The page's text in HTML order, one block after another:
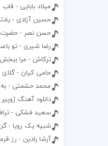
میلاد بابایی -
حسین آزادی -
حسن نصر -
رضا شیری - تو
ترکاش - مرا ببخش
حامی کیان - گلای
محمد حشمتی -
دانلود آهنگ
سعید فشکی -
شبیه یک رویا -
آرشا رادین - رز